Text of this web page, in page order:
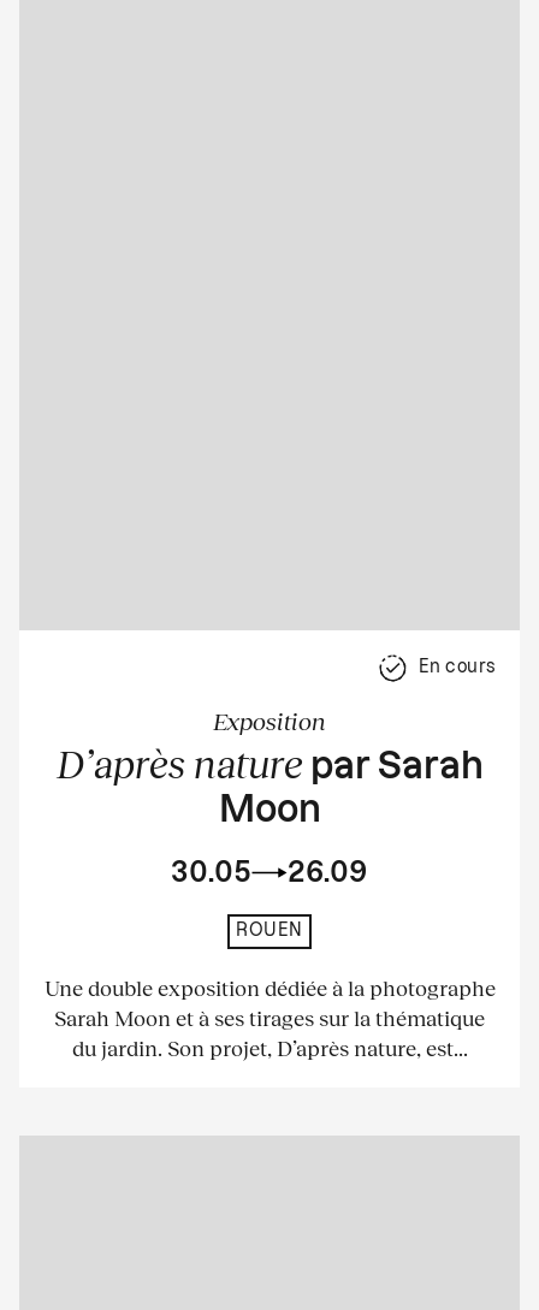
En cours
Exposition
D’après nature par Sarah
Moon
30.05 26.09
ROUEN
Une double exposition dédiée à la photographe
Sarah Moon et à ses tirages sur la thématique
du jardin. Son projet, D’après nature, est...